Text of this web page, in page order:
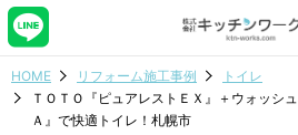
HOME リフォーム施工事例
トイレ
ＴＯＴＯ『ピュアレストＥＸ』＋ウォッシ
Ａ』で快適トイレ！札幌市